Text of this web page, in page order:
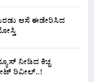
ಆಸೆ ಈಡೇರಿಸಿದ
ನೀಡಿದ ಕಿಚ್ಚ
ರಿವೀಲ್..!